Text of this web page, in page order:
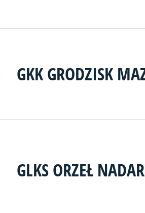
GKK GRODZISK
GLKS ORZEŁ